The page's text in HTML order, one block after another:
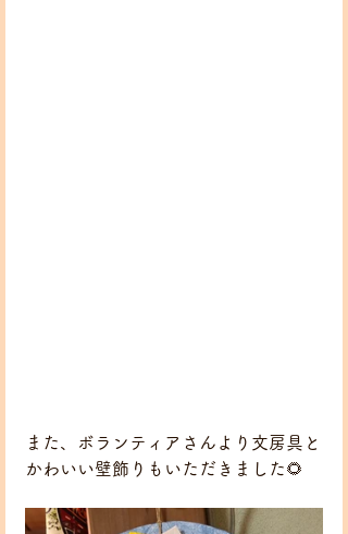
また、ボランティアさんより文房具と
かわいい壁飾りもいただきました🌻